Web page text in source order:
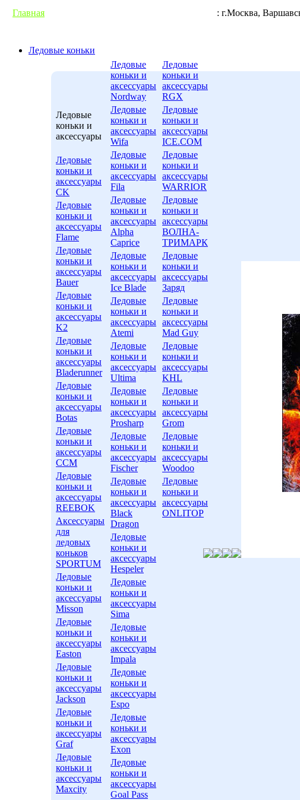
Главная :
Ледовые коньки
Ледовые
коньки и
аксессуары
Ледовые
коньки и
аксессуары
CK
Ледовые
коньки и
аксессуары
Flame
Ледовые
коньки и
аксессуары
Bauer
Ледовые
коньки и
аксессуары
K2
Ледовые
коньки и
аксессуары
Bladerunner
Ледовые
коньки и
аксессуары
Botas
Ледовые
коньки и
аксессуары
CCM
Ледовые
коньки и
аксессуары
REEBOK
Аксессуары
для
ледовых
коньков
SPORTUM
Ледовые
коньки и
аксессуары
Misson
Ледовые
коньки и
аксессуары
Easton
Ледовые
коньки и
аксессуары
Jackson
Ледовые
коньки и
аксессуары
Graf
Ледовые
коньки и
аксессуары
Maxcity
Ледовые
коньки и
аксессуары
Nordway
Ледовые
коньки и
аксессуары
Wifa
Ледовые
коньки и
аксессуары
Fila
Ледовые
коньки и
аксессуары
Alpha
Caprice
Ледовые
коньки и
аксессуары
Ice Blade
Ледовые
коньки и
аксессуары
Atemi
Ледовые
коньки и
аксессуары
Ultima
Ледовые
коньки и
аксессуары
Prosharp
Ледовые
коньки и
аксессуары
Fischer
Ледовые
коньки и
аксессуары
Black
Dragon
Ледовые
коньки и
аксессуары
Hespeler
Ледовые
коньки и
аксессуары
Sima
Ледовые
коньки и
аксессуары
Impala
Ледовые
коньки и
аксессуары
Espo
Ледовые
коньки и
аксессуары
Exon
Ледовые
коньки и
аксессуары
Goal Pass
Ледовые
коньки и
аксессуары
RGX
Ледовые
коньки и
аксессуары
ICE.COM
Ледовые
коньки и
аксессуары
WARRIOR
Ледовые
коньки и
аксессуары
ВОЛНА-
ТРИМАРК
Ледовые
коньки и
аксессуары
Заряд
Ледовые
коньки и
аксессуары
Mad Guy
Ледовые
коньки и
аксессуары
KHL
Ледовые
коньки и
аксессуары
Grom
Ледовые
коньки и
аксессуары
Woodoo
Ледовые
коньки и
аксессуары
ONLITOP